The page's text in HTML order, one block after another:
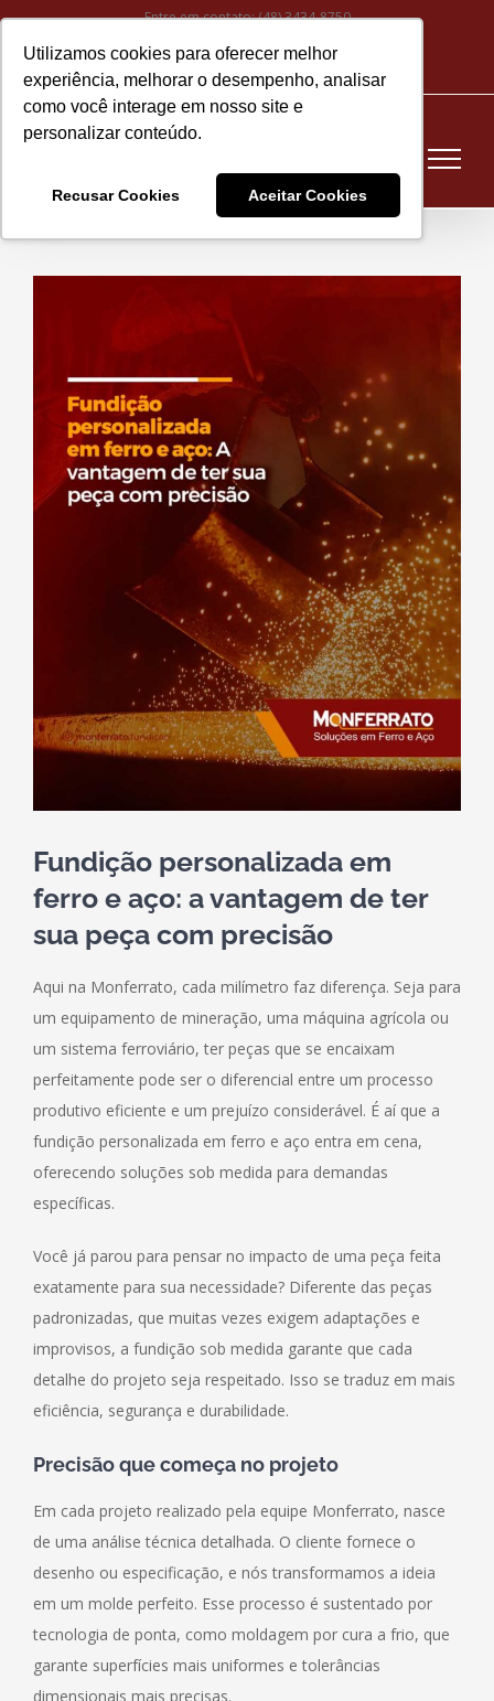
Utilizamos cookies para oferecer melhor
experiência, melhorar o desempenho, analisar
como você interage em nosso site e
personalizar conteúdo.
Recusar Cookies Aceitar Cookies
Ir
para
conteúdo
Entre em contato:(48) 3434-8750
Instagram
mail
Fundição personalizada em
ferro e aço: a vantagem de ter
sua peça com precisão
Aqui na Monferrato, cada milímetro faz diferença. Seja para
um equipamento de mineração, uma máquina agrícola ou
um sistema ferroviário, ter peças que se encaixam
perfeitamente pode ser o diferencial entre um processo
produtivo eficiente e um prejuízo considerável. É aí que a
fundição personalizada em ferro e aço entra em cena,
oferecendo soluções sob medida para demandas
específicas.
Você já parou para pensar no impacto de uma peça feita
exatamente para sua necessidade? Diferente das peças
padronizadas, que muitas vezes exigem adaptações e
improvisos, a fundição sob medida garante que cada
detalhe do projeto seja respeitado. Isso se traduz em mais
eficiência, segurança e durabilidade.
Precisão que começa no projeto
Em cada projeto realizado pela equipe Monferrato, nasce
de uma análise técnica detalhada. O cliente fornece o
desenho ou especificação, e nós transformamos a ideia
em um molde perfeito. Esse processo é sustentado por
tecnologia de ponta, como moldagem por cura a frio, que
garante superfícies mais uniformes e tolerâncias
dimensionais mais precisas.